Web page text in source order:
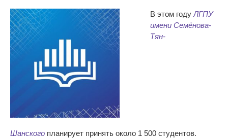
В этом году ЛГПУ
имени Семёнова-
Тян-
Шанского планирует принять около 1 500 студентов.